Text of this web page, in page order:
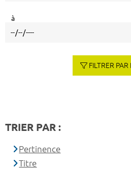
à
FILTRER PAR
TRIER PAR :
Pertinence
Titre